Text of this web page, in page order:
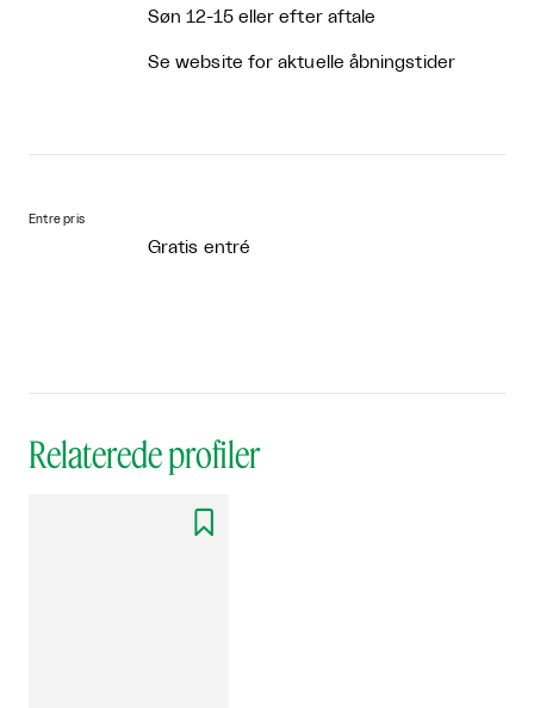
Søn 12-15 eller efter aftale
Se website for aktuelle åbningstider
Entre pris
Gratis entré
Relaterede profiler
